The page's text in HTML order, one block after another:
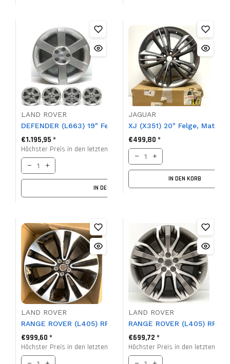
LAND ROVER
DEFENDER (L663) 19" Felgensatz, Mars, Style 6009,
€1.195,95 *
Höchster Preis in den letzten 30 Tagen vor dem Verkauf
IN DEN KORB
JAGUAR
XJ (X351) 20" Felge,
€499,80 *
IN DEN KORB
LAND ROVER
RANGE ROVER (L405) RR SPORT (L494) 22" Felge,
€999,60 *
Höchster Preis in den letzten 30 Tagen vor dem Verkauf €1.592,22 *
LAND ROVER
RANGE ROVER (L405) RR
€699,72 *
Höchster Preis in den letzten 30